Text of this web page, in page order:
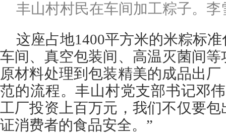
丰山村村民在车间加工粽子。李
这座占地1400平方米的米粽标
车间、真空包装间、高温灭菌间
原材料处理到包装精美的成品出
范的流程。丰山村党支部书记邓
工厂投资上百万元，我们不仅要
证消费者的食品安全。”